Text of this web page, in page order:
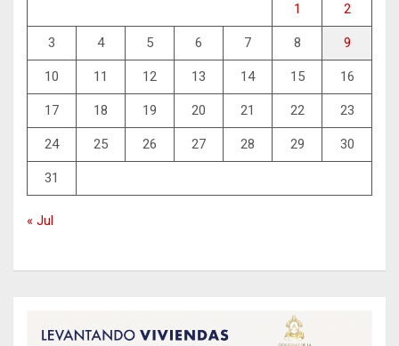
1 2
3 4 5 6 7 8 9
10 11 12 13 14 15 16
17 18 19 20 21 22 23
24 25 26 27 28 29 30
31
« Jul